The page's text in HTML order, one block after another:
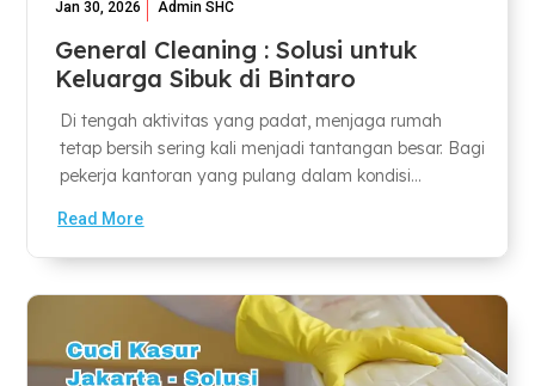
Jan 30, 2026 Admin SHC
General Cleaning : Solusi untuk
Keluarga Sibuk di Bintaro
Di tengah aktivitas yang padat, menjaga rumah
tetap bersih sering kali menjadi tantangan besar. Bagi
pekerja kantoran yang pulang dalam kondisi...
Read More